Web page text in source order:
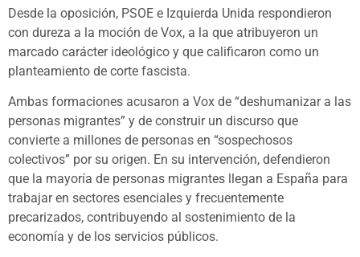
Desde la oposición, PSOE e Izquierda Unida respondieron
con dureza a la moción de Vox, a la que atribuyeron un
marcado carácter ideológico y que calificaron como un
planteamiento de corte fascista.
Ambas formaciones acusaron a Vox de “deshumanizar a las
personas migrantes” y de construir un discurso que
convierte a millones de personas en “sospechosos
colectivos” por su origen. En su intervención, defendieron
que la mayoría de personas migrantes llegan a España para
trabajar en sectores esenciales y frecuentemente
precarizados, contribuyendo al sostenimiento de la
economía y de los servicios públicos.